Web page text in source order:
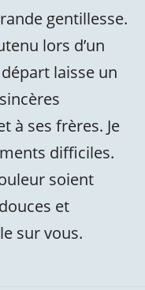
gentillesse.
lors d’un
laisse un
à ses frères. Je
difficiles.
soient
et
sur vous.